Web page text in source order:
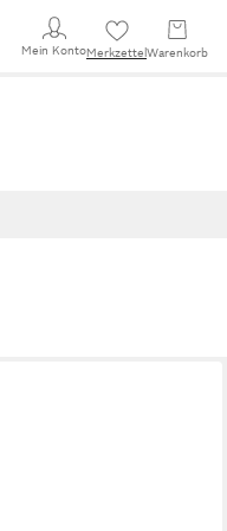
Mein KontoMerkzettel Warenkorb